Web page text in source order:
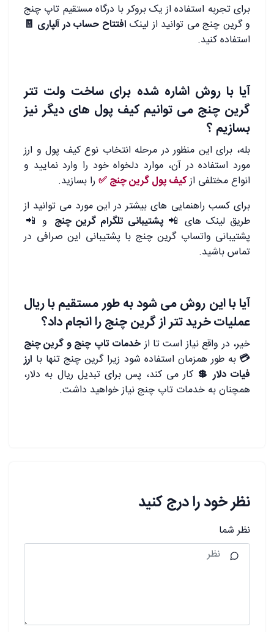
برای تجربه استفاده از یک بروکر با درگاه مستقیم تاپ چنج
و گرین چنج می توانید از لینک افتتاح حساب در آلپاری 🧾
استفاده کنید.
آیا با روش اشاره شده برای ساخت ولت تتر
گرین چنج می توانیم کیف پول های دیگر نیز
بسازیم ؟
بله، برای این منظور در مرحله انتخاب نوع کیف پول و ارز
مورد استفاده در آن، موارد دلخواه خود را وارد نمایید و
انواع مختلفی ازکیف پول گرین چنج ✅ را بسازید.
برای کسب راهنمایی های بیشتر در این مورد می توانید از
طریق لینک های 📲 پشتیبانی تلگرام گرین چنج و 📲
پشتیبانی واتساپ گرین چنج با پشتیبانی این صرافی در
تماس باشید.
آیا با این روش می شود به طور مستقیم با ریال
عملیات خرید تتر از گرین چنج را انجام داد؟
خیر، در واقع نیاز است تا ازخدمات تاپ چنج و گرین چنج
💳 به طور همزمان استفاده شود زیرا گرین چنج تنها با ارز
فیات دلار 💲 کار می کند، پس برای تبدیل ریال به دلار،
همچنان به خدمات تاپ چنج نیاز خواهید داشت.
نظر خود را درج کنید
نظر شما